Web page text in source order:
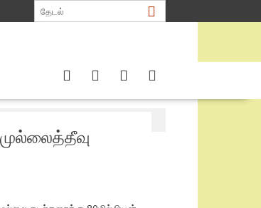
முல்லைத்தீவு